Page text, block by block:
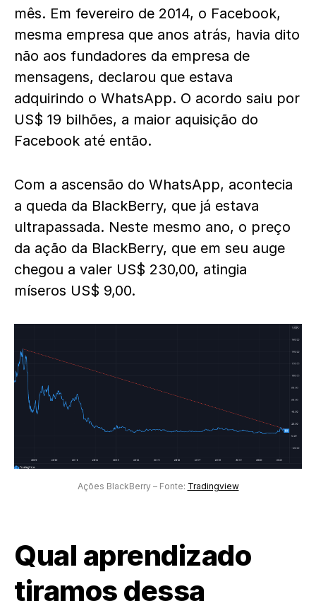
mês. Em fevereiro de 2014, o Facebook,
mesma empresa que anos atrás, havia dito
não aos fundadores da empresa de
mensagens, declarou que estava
adquirindo o WhatsApp. O acordo saiu por
US$ 19 bilhões, a maior aquisição do
Facebook até então.
Com a ascensão do WhatsApp, acontecia
a queda da BlackBerry, que já estava
ultrapassada. Neste mesmo ano, o preço
da ação da BlackBerry, que em seu auge
chegou a valer US$ 230,00, atingia
míseros US$ 9,00.
Ações BlackBerry – Fonte: Tradingview
Qual aprendizado
tiramos dessa